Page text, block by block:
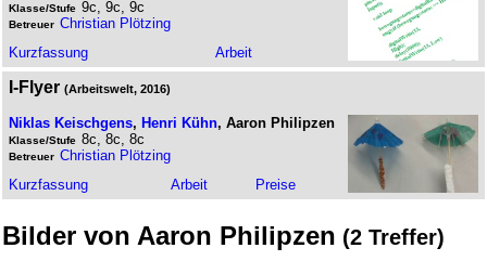
Klasse/Stufe 9c, 9c, 9c
Betreuer Christian Plötzing
Kurz­fassung
Arbeit
I-Flyer (Arbeitswelt, 2016)
Niklas Keischgens, Henri Kühn, Aaron Philipzen
Klasse/Stufe 8c, 8c, 8c
Betreuer Christian Plötzing
Kurz­fassung
Arbeit Preise
Bilder von Aaron Philipzen (2 Treffer)